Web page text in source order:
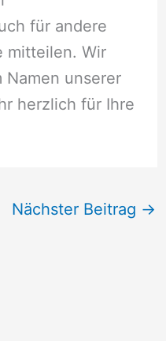
für andere
mitteilen. Wir
Namen unserer
herzlich für Ihre
Nächster Beitrag →